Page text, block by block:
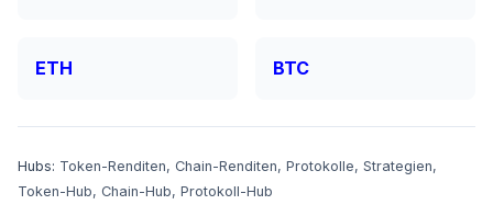
ETH BTC
Hubs: Token-Renditen, Chain-Renditen, Protokolle, Strategien,
Token-Hub, Chain-Hub, Protokoll-Hub